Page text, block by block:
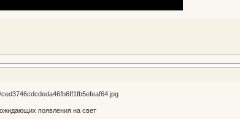
появления на свет